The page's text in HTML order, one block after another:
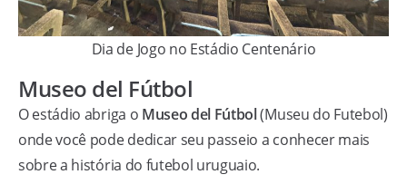
Dia de Jogo no Estádio Centenário
Museo del Fútbol
O estádio abriga o Museo del Fútbol(Museu do Futebol)
onde você pode dedicar seu passeio a conhecer mais
sobre a história do futebol uruguaio.